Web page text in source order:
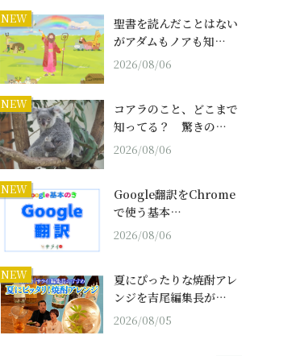
NEW
聖書を読んだことはない
がアダムもノアも知…
2026/08/06
NEW
コアラのこと、どこまで
知ってる？ 驚きの…
2026/08/06
NEW
Google翻訳をChrome
で使う基本…
2026/08/06
NEW
夏にぴったりな焼酎アレ
ンジを吉尾編集長が…
2026/08/05